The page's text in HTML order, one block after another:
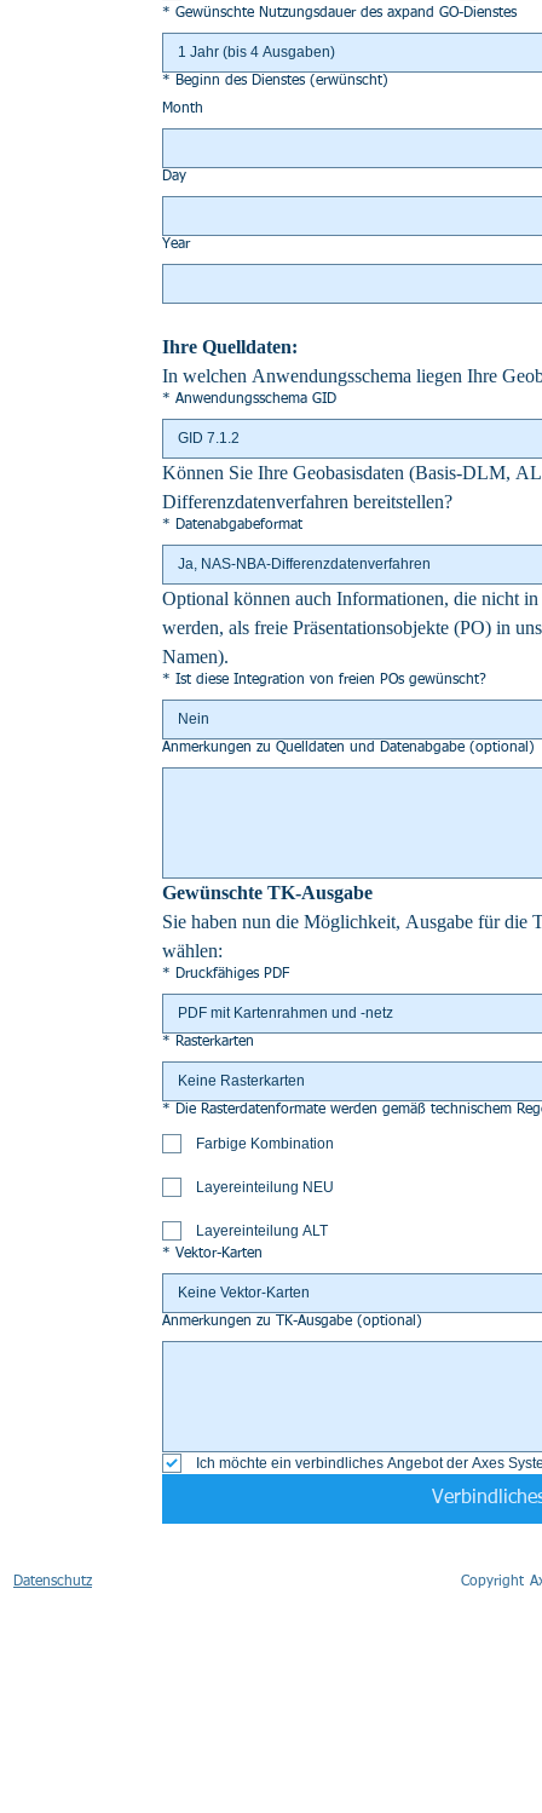
* Gewünschte Nutzungsdauer des axpand GO-Dienstes
1 Jahr (bis 4 Ausgaben)
* Beginn des Dienstes (erwünscht)
Month
Day
Year
Ihre Quelldaten:
In welchen Anwendungsschema liegen Ihre
* Anwendungsschema GID
GID 7.1.2
Können Sie Ihre Geobasisdaten (Basis-DLM,
Differenzdatenverfahren bereitstellen?
* Datenabgabeformat
Ja, NAS-NBA-Differenzdatenverfahren
Optional können auch Informationen, die nicht
werden, als freie Präsentationsobjekte (PO) in
Namen).
* Ist diese Integration von freien POs gewünscht?
Nein
Anmerkungen zu Quelldaten und Datenabgabe (optional)
Gewünschte TK-Ausgabe
Sie haben nun die Möglichkeit, Ausgabe für die
wählen:
* Druckfähiges PDF
PDF mit Kartenrahmen und -netz
* Rasterkarten
Keine Rasterkarten
* Die Rasterdatenformate werden gemäß technischem
Farbige Kombination
Layereinteilung NEU
Layereinteilung ALT
* Vektor-Karten
Keine Vektor-Karten
Anmerkungen zu TK-Ausgabe (optional)
Ich möchte ein verbindliches Angebot der Axes
Datenschutz Copyright